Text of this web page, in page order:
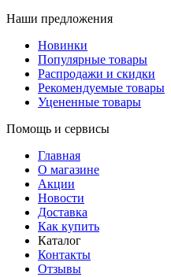
Наши предложения
Новинки
Популярные товары
Распродажи и скидки
Рекомендуемые товары
Уцененные товары
Помощь и сервисы
Главная
О магазине
Акции
Новости
Доставка
Как купить
Каталог
Контакты
Отзывы